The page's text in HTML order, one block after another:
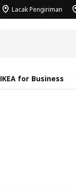
Lacak Pengiriman
IKEA for Business